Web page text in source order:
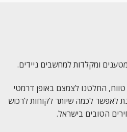
ומקלדות למחשבים ניידים.
החלטנו לצמצם באופן דרמטי
לאפשר לכמה שיותר לקוחות לרכוש
הטובים בישראל.